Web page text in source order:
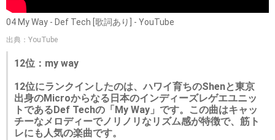
04 My Way - Def Tech [歌詞あり] - YouTube
出典：YouTube
12位：my way
12位にランクインしたのは、ハワイ育ちのShenと東京
出身のMicroからなる日本のインディーズレゲエユニッ
トであるDef Techの「My Way」です。この曲はキャッ
チーなメロディーでノリノリなリズム感が特徴で、筋ト
レにも人気の楽曲です。